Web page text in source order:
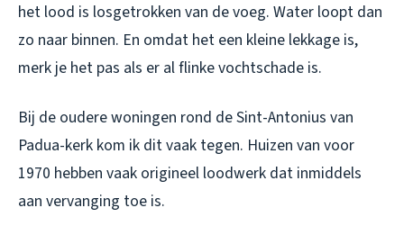
het lood is losgetrokken van de voeg. Water loopt dan
zo naar binnen. En omdat het een kleine lekkage is,
merk je het pas als er al flinke vochtschade is.
Bij de oudere woningen rond de Sint-Antonius van
Padua-kerk kom ik dit vaak tegen. Huizen van voor
1970 hebben vaak origineel loodwerk dat inmiddels
aan vervanging toe is.